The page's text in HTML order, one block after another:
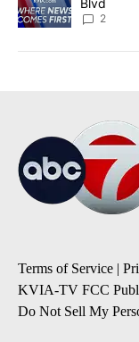
2
Terms of Service |
KVIA-TV FCC
Do Not Sell My